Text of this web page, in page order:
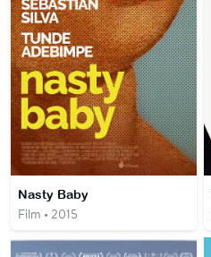
Nasty Baby
Film • 2015